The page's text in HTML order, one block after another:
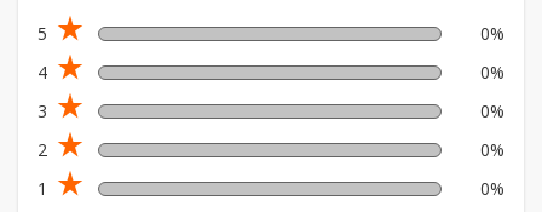
5 star_rate
0%
4 star_rate
0%
3 star_rate
0%
2 star_rate
0%
1
star_rate 0%